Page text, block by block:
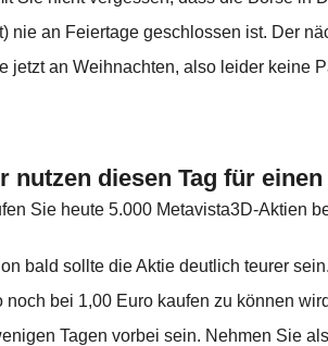
nie an Feiertage geschlossen ist. Der
jetzt an Weihnachten, also leider keine
nutzen diesen Tag für
Sie heute 5.000 Metavista3D-Aktien
bald sollte die Aktie deutlich teurer
noch bei 1,00 Euro kaufen zu können
Tagen vorbei sein. Nehmen Sie